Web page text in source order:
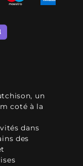
un
coté à la
dans
des